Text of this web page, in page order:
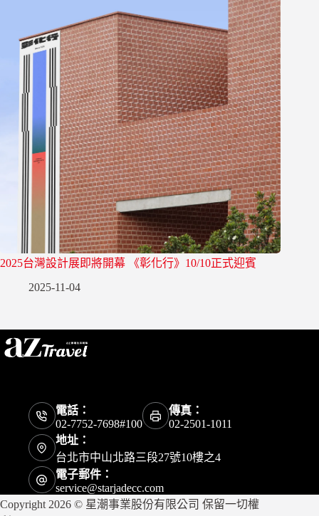
2025台灣設計展即將開幕 《彰化行》10/10正式迎賓
2025-11-04
電話：
02-7752-7698#100
傳真：
02-2501-1011
地址：
台北市中山北路三段27號10樓之4
電子郵件：
service@starjadecc.com
Copyright 2026 © 星潮事業股份有限公司 保留一切權